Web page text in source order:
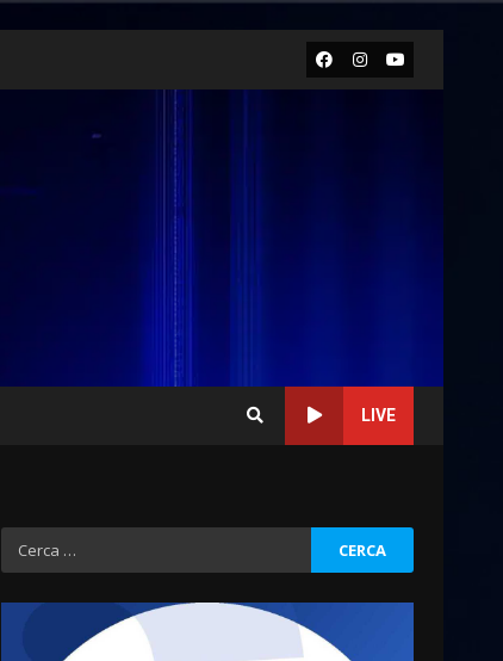
Facebook
Instagram
Youtube
LIVE
Ricerca
per: